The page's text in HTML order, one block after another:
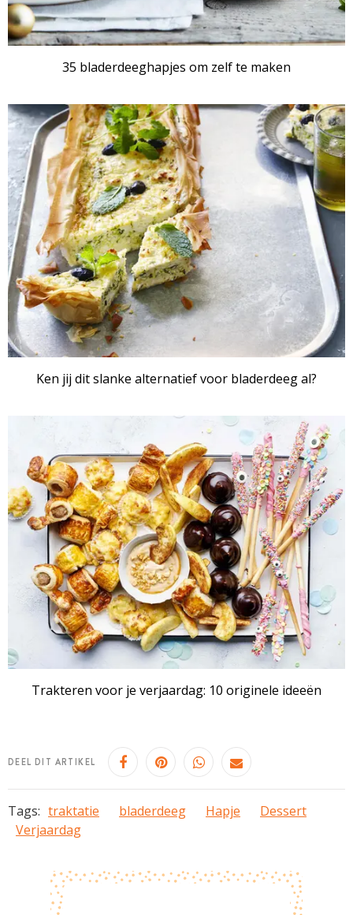
35 bladerdeeghapjes om zelf te maken
Ken jij dit slanke alternatief voor bladerdeeg al?
Trakteren voor je verjaardag: 10 originele ideeën
DEEL DIT ARTIKEL
Tags: traktatie bladerdeeg Hapje
Dessert
Verjaardag